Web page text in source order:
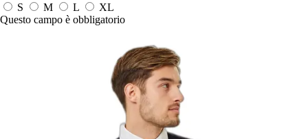
S
M L
XL
Questo campo è obbligatorio